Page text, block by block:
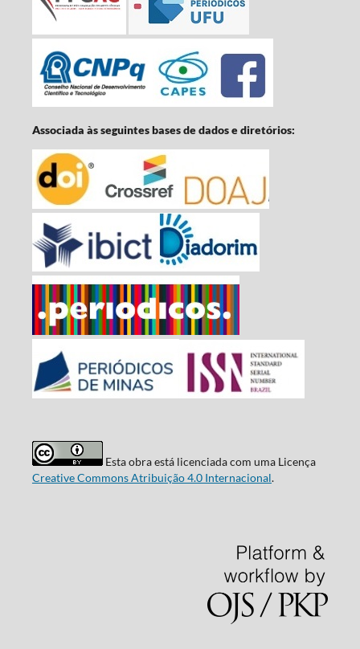
Associada às seguintes bases de dados e diretórios:
Esta obra está licenciada com uma Licença
Creative Commons Atribuição 4.0 Internacional.